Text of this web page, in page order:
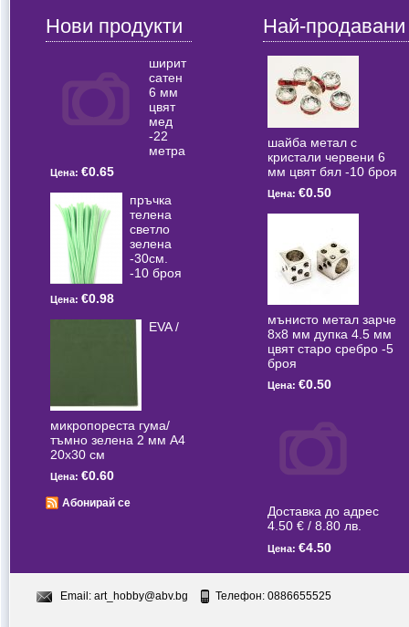
Нови продукти
ширит
сатен
6 мм
цвят
мед
-22
метра
Цена: €0.65
пръчка
телена
светлo
зелена
-30см.
-10 броя
Цена: €0.98
EVA /
микропореста гума/
тъмно зелена 2 мм А4
20x30 см
Цена: €0.60
Абонирай се
Най-продавани
шайба метал с
кристали червени 6
мм цвят бял -10 броя
Цена: €0.50
мънисто метал зарче
8x8 мм дупка 4.5 мм
цвят старо сребро -5
броя
Цена: €0.50
Доставка до адрес
4.50 € / 8.80 лв.
Цена: €4.50
Email: art_hobby@abv.bg Телефон: 0886655525